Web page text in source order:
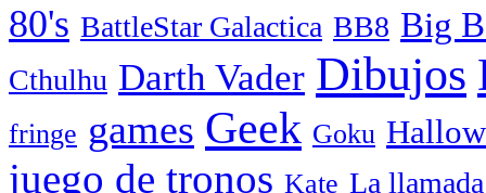
80's BattleStar Galactica BB8 Big
Cthulhu Darth Vader Dibujos
fringe games Geek Goku
juego de tronos Kate La